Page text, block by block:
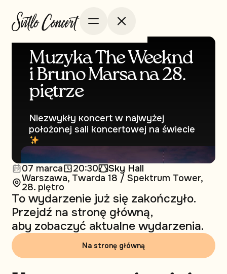
Muzyka The Weeknd
i Bruno Marsa na 28.
piętrze
Niezwykły кoncert w najwyżej
położonej sali koncertowej na świecie
07 marca 20:30 Sky Hall
Warszawa, Twarda 18 / Spektrum Tower,
28. piętro
To wydarzenie już się zakończyło.
Przejdź na stronę główną,
aby zobaczyć aktualne wydarzenia.
Na stronę główną